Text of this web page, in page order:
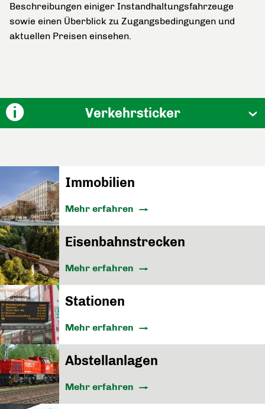
Beschreibungen einiger Instandhaltungsfahrzeuge
sowie einen Überblick zu Zugangsbedingungen und
aktuellen Preisen einsehen.
Verkehrsticker
Immobilien
Mehr erfahren
Eisenbahnstrecken
Mehr erfahren
Stationen
Mehr erfahren
Abstellanlagen
Mehr erfahren